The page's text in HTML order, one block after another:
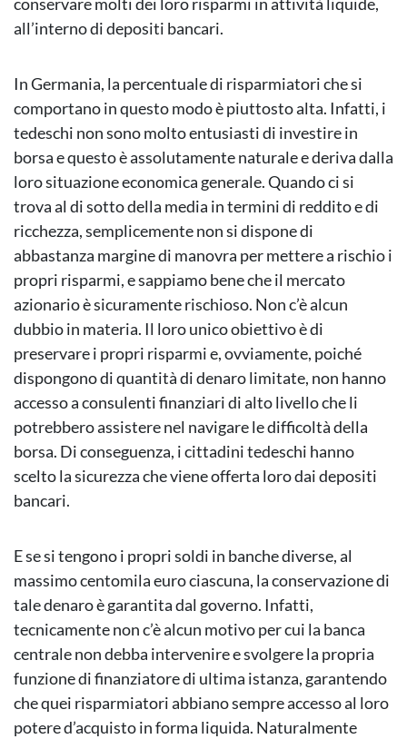
all’interno di depositi bancari.
In Germania, la percentuale di risparmiatori che si
comportano in questo modo è piuttosto alta. Infatti, i
tedeschi non sono molto entusiasti di investire in
borsa e questo è assolutamente naturale e deriva dalla
loro situazione economica generale. Quando ci si
trova al di sotto della media in termini di reddito e di
ricchezza, semplicemente non si dispone di
abbastanza margine di manovra per mettere a rischio i
propri risparmi, e sappiamo bene che il mercato
azionario è sicuramente rischioso. Non c’è alcun
dubbio in materia. Il loro unico obiettivo è di
preservare i propri risparmi e, ovviamente, poiché
dispongono di quantità di denaro limitate, non hanno
accesso a consulenti finanziari di alto livello che li
potrebbero assistere nel navigare le difficoltà della
borsa. Di conseguenza, i cittadini tedeschi hanno
scelto la sicurezza che viene offerta loro dai depositi
bancari.
E se si tengono i propri soldi in banche diverse, al
massimo centomila euro ciascuna, la conservazione di
tale denaro è garantita dal governo. Infatti,
tecnicamente non c’è alcun motivo per cui la banca
centrale non debba intervenire e svolgere la propria
funzione di finanziatore di ultima istanza, garantendo
che quei risparmiatori abbiano sempre accesso al loro
potere d’acquisto in forma liquida. Naturalmente